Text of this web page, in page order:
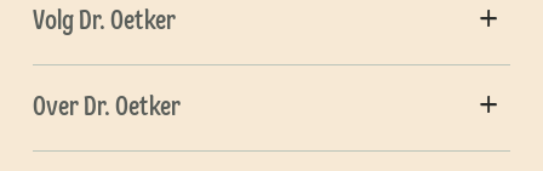
Volg Dr. Oetker
Over Dr. Oetker